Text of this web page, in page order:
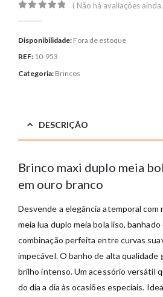
( Não há avaliações
Disponibilidade: Fora de estoque
REF: 10-953
Categoria: Brincos
DESCRIÇÃO
Brinco maxi duplo meia
em ouro branco
Desvende a elegância atemporal com
meia lua duplo meia bola liso,
combinação perfeita entre curvas
impecável. O banho de alta qualidade
brilho intenso. Um acessório versátil
do dia a dia às ocasiões especiais.